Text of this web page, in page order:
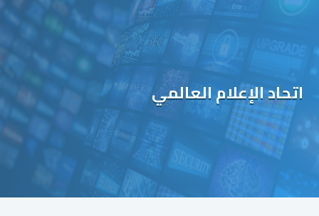
اتحاد الإعلام العالمي